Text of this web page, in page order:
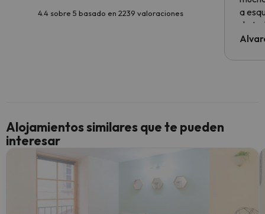
4.4 sobre 5 basado en 2239 valoraciones
a
de
al
culpa
yo.
Alojamientos similares que te pueden
interesar